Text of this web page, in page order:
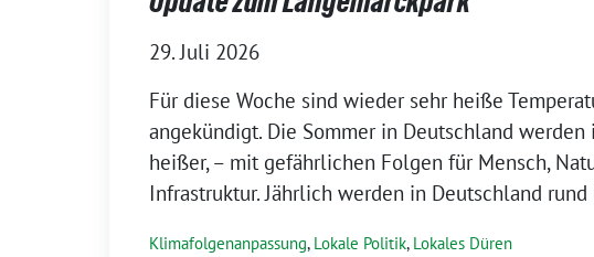
29. Juli 2026
Für diese Woche sind wieder sehr heiße
angekündigt. Die Sommer in Deutschland werden
heißer, – mit gefährlichen Folgen für Mensch,
Infrastruktur. Jährlich werden in Deutschland
Klimafolgenanpassung, Lokale Politik, Lokales Düren